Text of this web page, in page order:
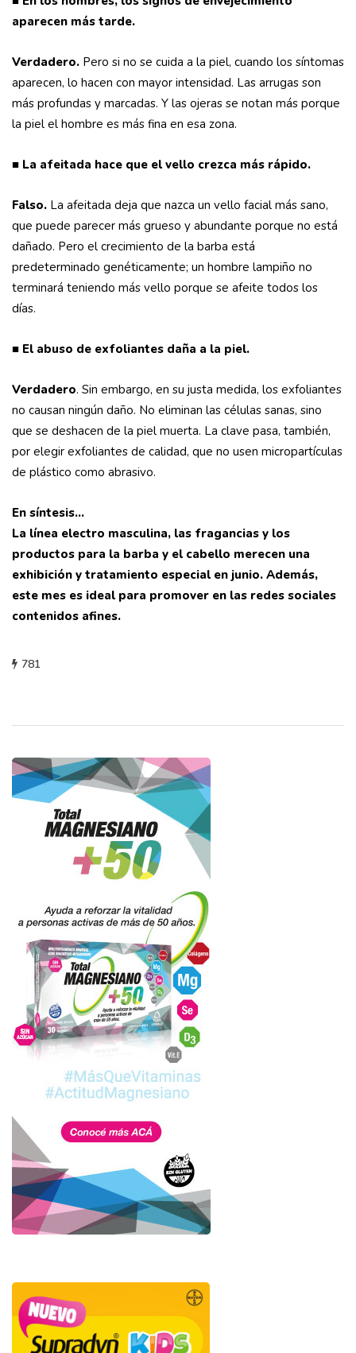
aparecen más tarde.
Verdadero. Pero si no se cuida a la piel, cuando los síntomas
aparecen, lo hacen con mayor intensidad. Las arrugas son
más profundas y marcadas. Y las ojeras se notan más porque
la piel el hombre es más fina en esa zona.
■ La afeitada hace que el vello crezca más rápido.
Falso. La afeitada deja que nazca un vello facial más sano,
que puede parecer más grueso y abundante porque no está
dañado. Pero el crecimiento de la barba está
predeterminado genéticamente; un hombre lampiño no
terminará teniendo más vello porque se afeite todos los
días.
■ El abuso de exfoliantes daña a la piel.
Verdadero. Sin embargo, en su justa medida, los exfoliantes
no causan ningún daño. No eliminan las células sanas, sino
que se deshacen de la piel muerta. La clave pasa, también,
por elegir exfoliantes de calidad, que no usen micropartículas
de plástico como abrasivo.
En síntesis…
La línea electro masculina, las fragancias y los
productos para la barba y el cabello merecen una
exhibición y tratamiento especial en junio. Además,
este mes es ideal para promover en las redes sociales
contenidos afines.
781